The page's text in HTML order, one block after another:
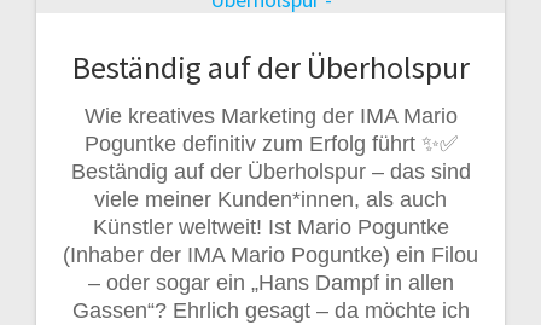
Beständig auf der Überholspur
Wie kreatives Marketing der IMA Mario
Poguntke definitiv zum Erfolg führt ✨✅
Beständig auf der Überholspur – das sind
viele meiner Kunden*innen, als auch
Künstler weltweit! Ist Mario Poguntke
(Inhaber der IMA Mario Poguntke) ein Filou
– oder sogar ein „Hans Dampf in allen
Gassen“? Ehrlich gesagt – da möchte ich